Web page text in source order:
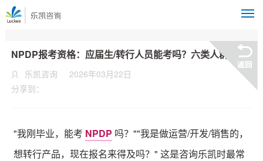
NPDP报考资格：应届生/转行人员能考吗？六类人群判断
乐凯咨询
2026年03月22日
分享到：
"我刚毕业，能考 NPDP 吗？""我是做运营/开发/销售的，
想转行产品，现在报名来得及吗？" 这是咨询乐凯时最常